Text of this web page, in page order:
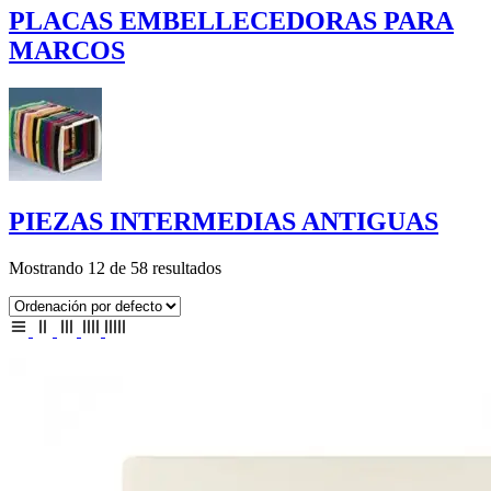
PLACAS EMBELLECEDORAS PARA
MARCOS
PIEZAS INTERMEDIAS ANTIGUAS
Mostrando 12 de 58 resultados